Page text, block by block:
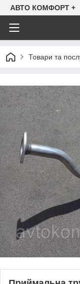
АВТО КОМФОРТ +
Товари та